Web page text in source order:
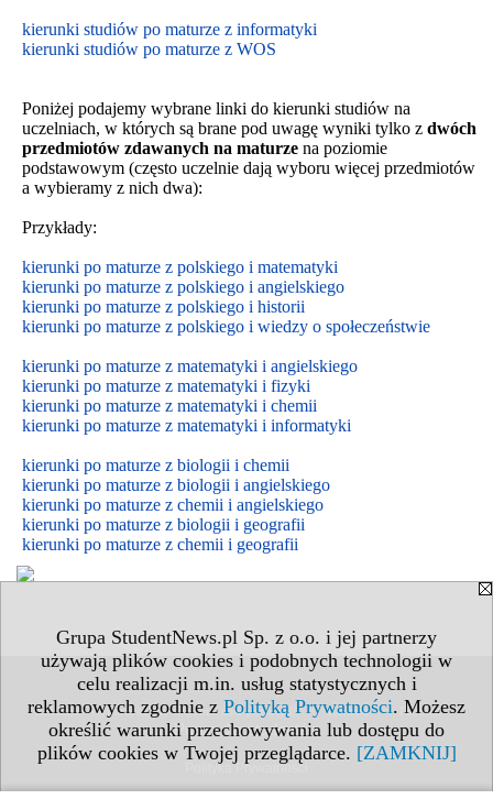
Grupa StudentNews.pl Sp. z o.o. i jej partnerzy
używają plików cookies i podobnych technologii w
celu realizacji m.in. usług statystycznych i
reklamowych zgodnie z Polityką Prywatności. Możesz
określić warunki przechowywania lub dostępu do
plików cookies w Twojej przeglądarce. [ZAMKNIJ]
kierunki studiów po maturze z informatyki
kierunki studiów po maturze z WOS
Poniżej podajemy wybrane linki do kierunki studiów na
uczelniach, w których są brane pod uwagę wyniki tylko z dwóch
przedmiotów zdawanych na maturze na poziomie
podstawowym (często uczelnie dają wyboru więcej przedmiotów
a wybieramy z nich dwa):
Przykłady:
kierunki po maturze z polskiego i matematyki
kierunki po maturze z polskiego i angielskiego
kierunki po maturze z polskiego i historii
kierunki po maturze z polskiego i wiedzy o społeczeństwie
kierunki po maturze z matematyki i angielskiego
kierunki po maturze z matematyki i fizyki
kierunki po maturze z matematyki i chemii
kierunki po maturze z matematyki i informatyki
kierunki po maturze z biologii i chemii
kierunki po maturze z biologii i angielskiego
kierunki po maturze z chemii i angielskiego
kierunki po maturze z biologii i geografii
kierunki po maturze z chemii i geografii
Reklama - Wykorzystajmy wspólnie nasz potencjał! • Kontakt • Patronat •
Praca dla studentów
Polityka Prywatności